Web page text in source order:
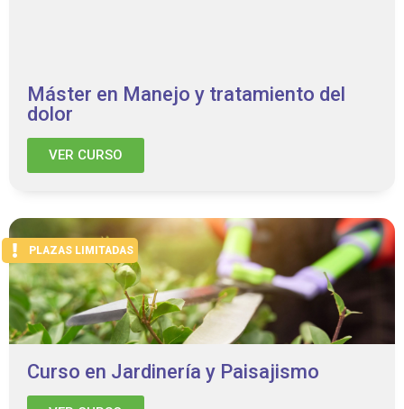
Máster en Manejo y tratamiento del
dolor
VER CURSO
PLAZAS LIMITADAS
Curso en Jardinería y Paisajismo